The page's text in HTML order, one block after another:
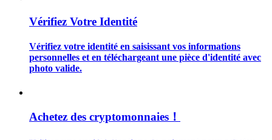
Guide de démarrage des contrats à terme
Vérifiez Votre Identité
Vérifiez votre identité en saisissant vos informations
personnelles et en téléchargeant une pièce d'identité avec
photo valide.
Achetez des cryptomonnaies！